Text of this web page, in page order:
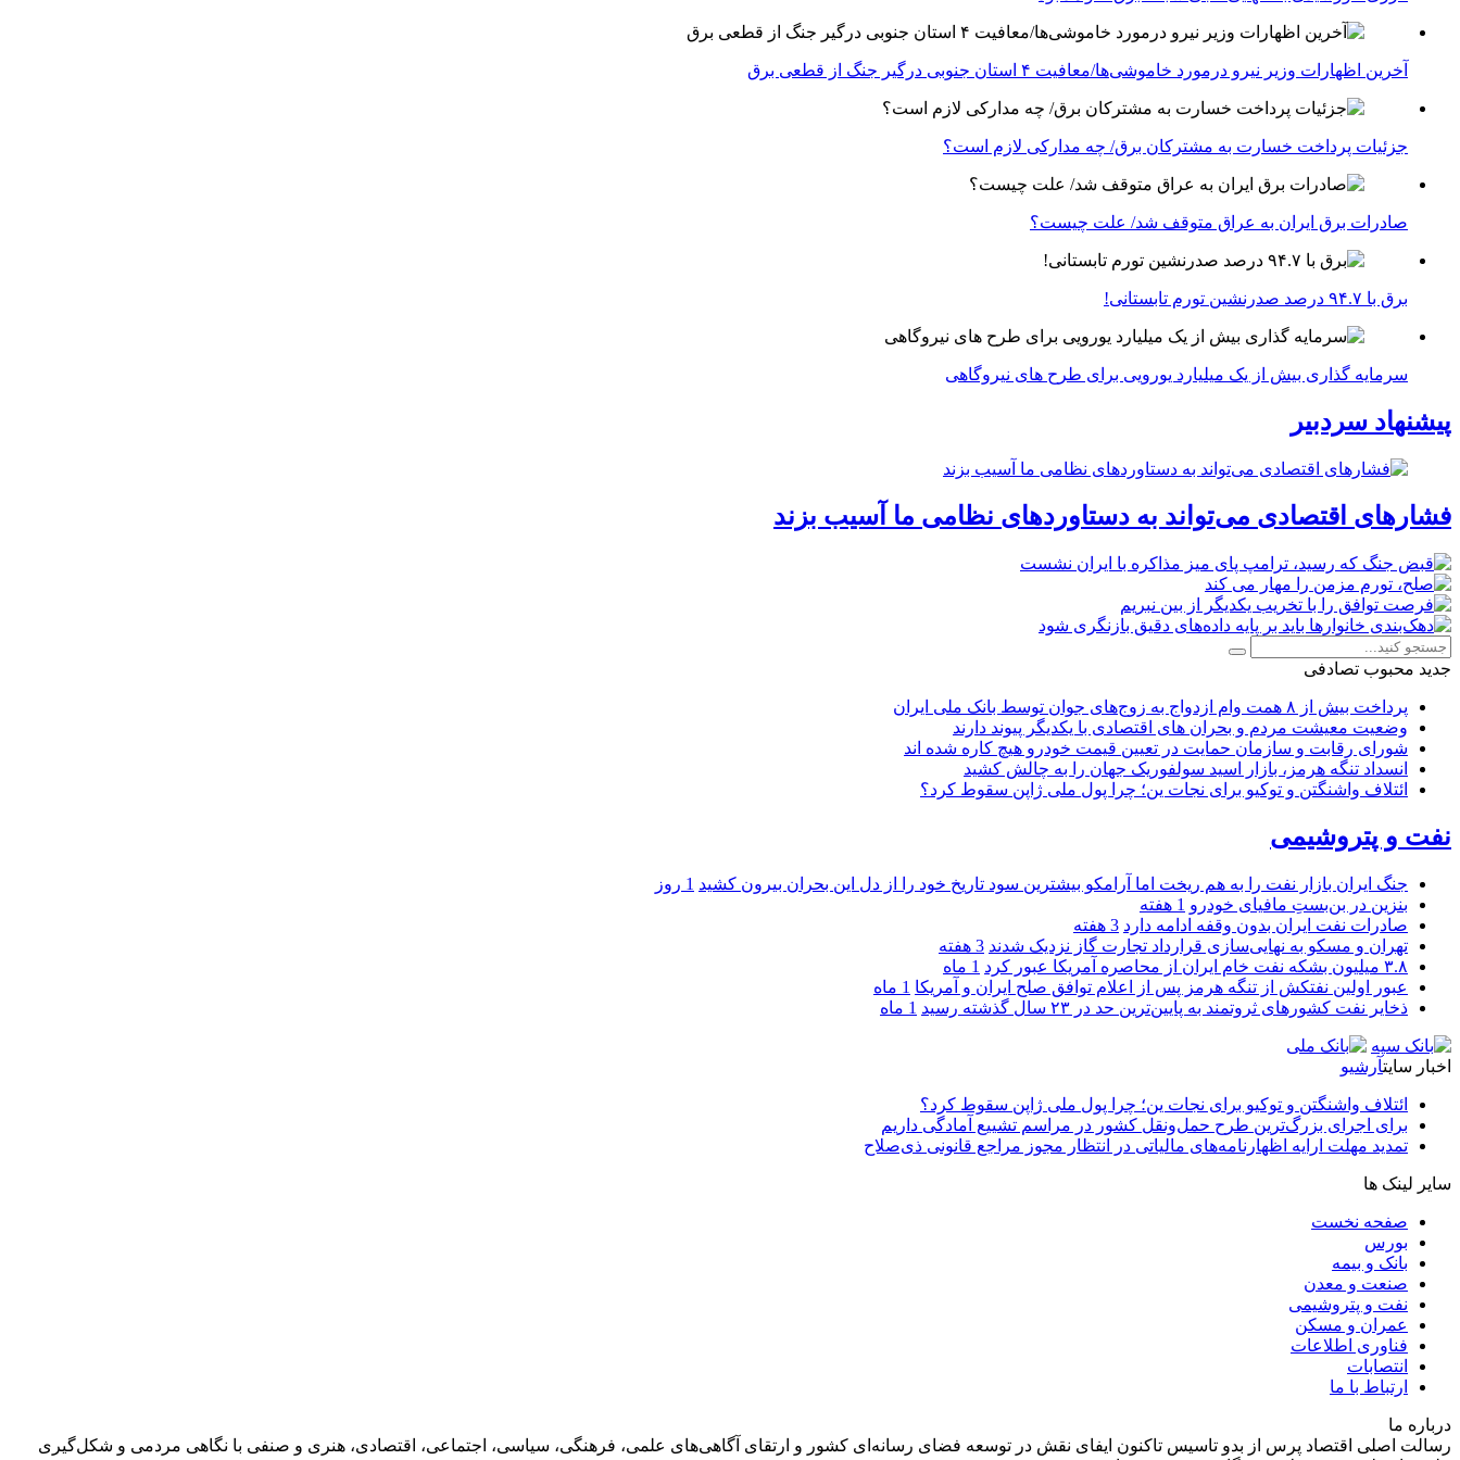
آخرین اظهارات وزیر نیرو درمورد خاموشی‌ها/معافیت ۴ استان جنوبی درگیر جنگ از قطعی برق
جزئیات پرداخت خسارت به مشترکان برق/ چه مدارکی لازم است؟
صادرات برق ایران به عراق متوقف شد/ علت چیست؟
برق با ۹۴.۷ درصد صدرنشین تورم تابستانی!
سرمایه گذاری بیش از یک میلیارد یورویی برای طرح های نیروگاهی
پیشنهاد سردبیر
فشارهای اقتصادی می‌تواند به دستاوردهای نظامی ما آسیب بزند
جدید محبوب تصادفی
پرداخت بیش از ۸ همت وام ازدواج به زوج‌های جوان توسط بانک ملی ایران
وضعیت معیشت مردم و بحران های اقتصادی با یکدیگر پیوند دارند
شورای رقابت و سازمان حمایت در تعیین قیمت خودرو هیچ کاره شده اند
انسداد تنگه هرمز، بازار اسید سولفوریک جهان را به چالش کشید
ائتلاف واشنگتن و توکیو برای نجات ین؛ چرا پول ملی ژاپن سقوط کرد؟
نفت و پتروشیمی
جنگ ایران بازار نفت را به هم ریخت اما آرامکو بیشترین سود تاریخ خود را از دل این بحران بیرون کشید 1 روز
بنزین در بن‌بستِ مافیای خودرو 1 هفته
صادرات نفت ایران بدون وقفه ادامه دارد 3 هفته
تهران و مسکو به نهایی‌سازی قرارداد تجارت گاز نزدیک شدند 3 هفته
۳.۸ میلیون بشکه نفت خام ایران از محاصره آمریکا عبور کرد
1 ماه
عبور اولین نفتکش از تنگه هرمز پس از اعلام توافق صلح ایران و آمریکا 1 ماه
ذخایر نفت کشورهای ثروتمند به پایین‌ترین حد در ۲۳ سال گذشته رسید
1 ماه
اخبار سایتآرشیو
ائتلاف واشنگتن و توکیو برای نجات ین؛ چرا پول ملی ژاپن سقوط کرد؟
برای اجرای بزرگ‌ترین طرح حمل‌ونقل کشور در مراسم تشییع آمادگی داریم
تمدید مهلت ارایه اظهارنامه‌های مالیاتی در انتظار مجوز مراجع قانونی ذی‌‏صلاح
سایر لینک ها
صفحه نخست
بورس
بانک و بیمه
صنعت و معدن
نفت و پتروشیمی
عمران و مسکن
فناوری اطلاعات
انتصابات
ارتباط با ما
درباره ما
رسالت اصلی اقتصاد پرس از بدو تاسیس تاکنون ایفای نقش در توسعه فضای رسانه‌ای کشور و ارتقای آگاهی‌های علمی، فرهنگی، سیاسی، اجتماعی، اقتصادی، هنری و صنفی با نگاهی مردمی و شکل‌گیری